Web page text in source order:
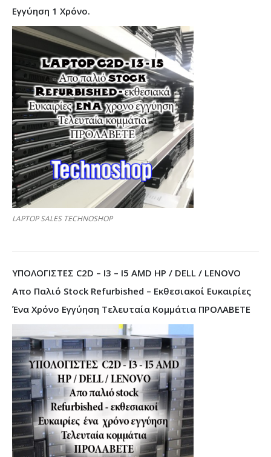
Εγγύηση 1 Χρόνο.
LAPTOP SALES TECHNOSHOP
ΥΠΟΛΟΓΙΣΤΕΣ C2D – I3 – I5 AMD HP / DELL / LENOVO
Απο Παλιό Stock Refurbished – Εκθεσιακοί Ευκαιρίες
Ένα Χρόνο Εγγύηση Τελευταία Κομμάτια ΠΡΟΛΑΒΕΤΕ